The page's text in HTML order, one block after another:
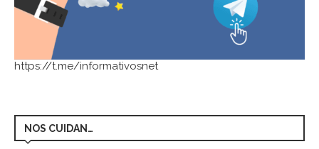
https://t.me/informativosnet
NOS CUIDAN…